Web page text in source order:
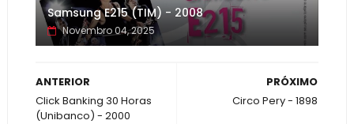
Samsung E215 (TIM) - 2008
Novembro 04, 2025
PRÓXIMO
Circo Pery - 1898
ANTERIOR
Click Banking 30 Horas
(Unibanco) - 2000